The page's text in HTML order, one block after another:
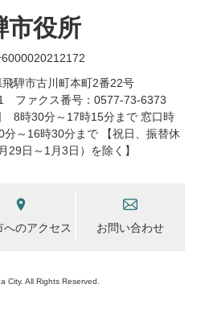
市役所
騨市古川町本町2番22号
ファクス番号：0577-73-6373
8時30分～17時15分まで 窓口時
～16時30分まで 【祝日、振替休
29日～1月3日）を除く】
へのアクセス お問い合わせ
City. All Rights Reserved.